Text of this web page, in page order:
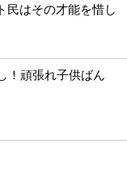
民はその才能を惜し
！頑張れ子供ばん